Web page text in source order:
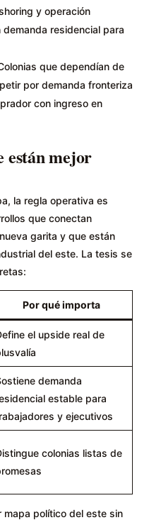
y operación
residencial para
que dependían de
por demanda fronteriza
con ingreso en
están mejor
la regla operativa es
que conectan
garita y que están
del este. La tesis se
Por qué importa
el upside real de
demanda
estable para
y ejecutivos
colonias listas de
mapa político del este sin